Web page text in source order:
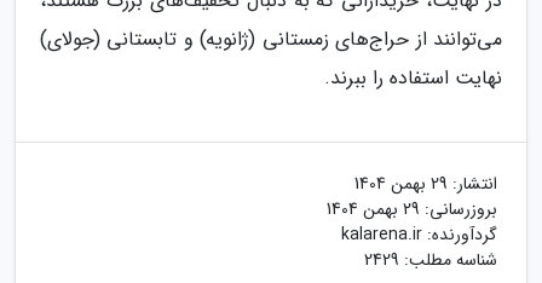
می‌توانند از حراج‌های زمستانی (ژانویه) و تابستانی (جولای)
نهایت استفاده را ببرند.
انتشار: 29 بهمن 1404
بروزرسانی: 29 بهمن 1404
گردآورنده: kalarena.ir
شناسه مطلب: 2429